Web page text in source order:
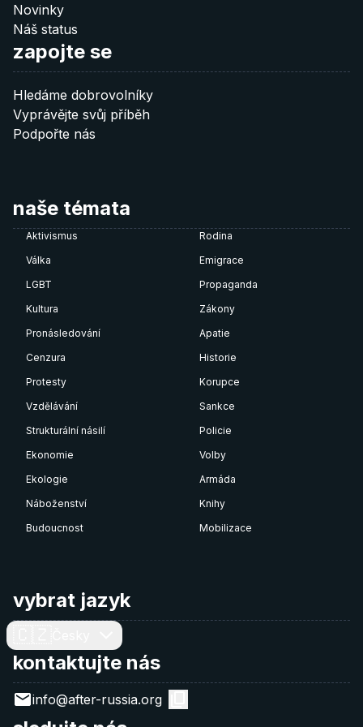
Donate 60 €
Poznámka: QR kódy fungují pouze pokud je
Novinky
Náš status
zapojte se
Hledáme dobrovolníky
Vyprávějte svůj příběh
Podpořte nás
naše témata
Aktivismus
Rodina
Válka
Emigrace
LGBT
Propaganda
Kultura
Zákony
Pronásledování
Apatie
Cenzura
Historie
Protesty
Korupce
Vzdělávání
Sankce
Strukturální násilí
Policie
Ekonomie
Volby
Ekologie
Armáda
Náboženství
Knihy
Budoucnost
Mobilizace
vybrat jazyk
kontaktujte nás
info@after-russia.org